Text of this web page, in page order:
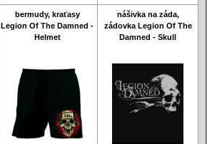
bermudy, kraťasy
Legion Of The Damned -
Helmet
nášivka na záda,
zádovka Legion Of The
Damned - Skull